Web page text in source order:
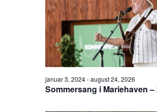
Sommersang i Mariehaven –
januar 3, 2024-august 24, 2026